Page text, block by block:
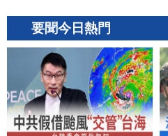
要聞今日熱門